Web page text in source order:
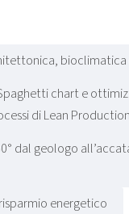
bioclimatica
chart e
di Lean Production
dal geologo
energetico